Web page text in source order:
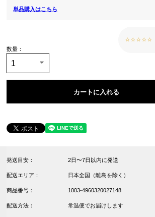
単品購入はこちら
カートに入れる
発送目安： 2日〜7日以内に発送
配送エリア： 日本全国（離島を除く）
商品番号： 1003-4960320027148
配送方法： 常温便でお届けします